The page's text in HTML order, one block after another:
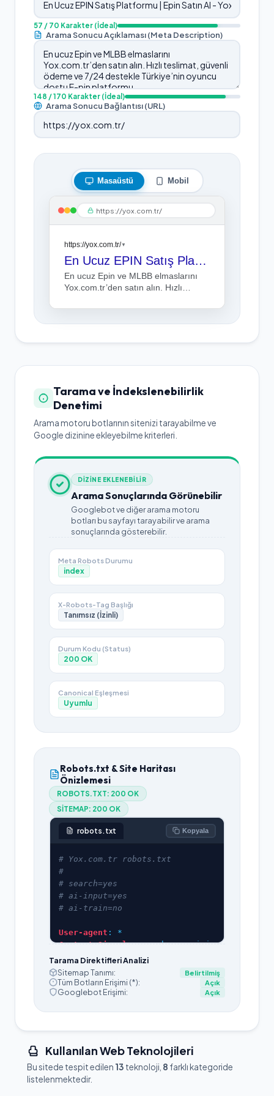
57 / 70 Karakter (İdeal)
Arama Sonucu Açıklaması (Meta Description)
148 / 170 Karakter (İdeal)
Arama Sonucu Bağlantısı (URL)
Masaüstü Mobil
https://yox.com.tr/
https://yox.com.tr/ ▼
En Ucuz EPIN Satış Platformu | Epin Satın Al - Yox.com.tr
En ucuz Epin ve MLBB elmaslarını
Yox.com.tr’den satın alın. Hızlı
destekle Türkiye’nin oyuncu dostu E-
pin platformu.
Tarama ve İndekslenebilirlik
Denetimi
Arama motoru botlarının sitenizi tarayabilme ve
Google dizinine ekleyebilme kriterleri.
DİZİNE EKLENEBİLİR
Arama Sonuçlarında Görünebilir
Googlebot ve diğer arama motoru
botları bu sayfayı tarayabilir ve arama
sonuçlarında gösterebilir.
Meta Robots Durumu
index
X-Robots-Tag Başlığı
Tanımsız (İzinli)
Durum Kodu (Status)
200 OK
Canonical Eşleşmesi
Uyumlu
Robots.txt & Site Haritası
Önizlemesi
ROBOTS.TXT: 200 OK
SITEMAP: 200 OK
robots.txt Kopyala
#
User-agent
Content-Signal: search=yes,ai-in
Disallow
Disallow
Disallow
: /premium
Allow
Allow
: /llms.txt
Tarama Direktifleri Analizi
Sitemap Tanımı:
Belirtilmiş
Tüm Botların Erişimi (*): Açık
Googlebot Erişimi: Açık
Kullanılan Web Teknolojileri
Bu sitede tespit edilen 13 teknoloji, 8 farklı kategoride
listelenmektedir.